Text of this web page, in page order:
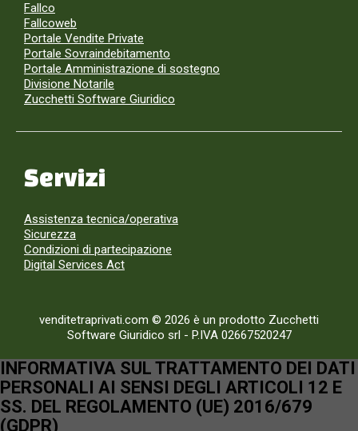
Fallco
Fallcoweb
Portale Vendite Private
Portale Sovraindebitamento
Portale Amministrazione di sostegno
Divisione Notarile
Zucchetti Software Giuridico
Servizi
Assistenza tecnica/operativa
Sicurezza
Condizioni di partecipazione
Digital Services Act
venditetraprivati.com © 2026 è un prodotto Zucchetti
Software Giuridico srl - P.IVA 02667520247
INFORMATIVA SUL TRATTAMENTO DEI DATI
PERSONALI AI SENSI DEGLI ARTICOLI 12 E
SS. DEL REGOLAMENTO (UE) 2016/679
(GDPR)